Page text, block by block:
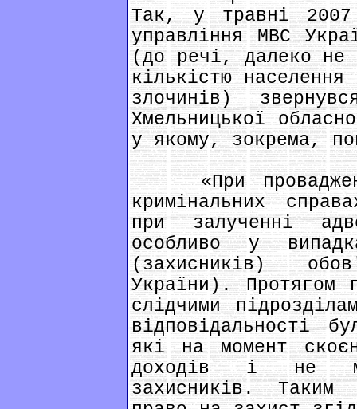
Так, у травні 2007
управління МВС
(до речі, далеко не
кількістю
злочинів)
Хмельницької
у якому, зокрема,
«При
кримінальних
при залученні
особливо у
(захисників)
України). Протягом
слідчими
відповідальності
які на момент
доходів і не
захисників. Таким